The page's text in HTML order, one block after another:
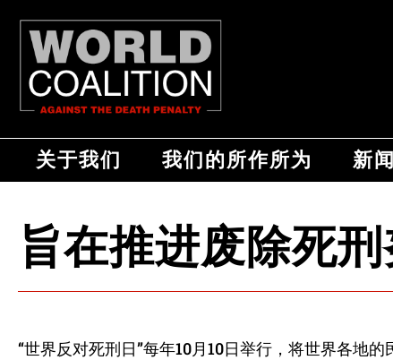
关于我们 我们的所作所为 新闻
旨在推进废除死
“世界反对死刑日”每年10月10日举行，将世界各地